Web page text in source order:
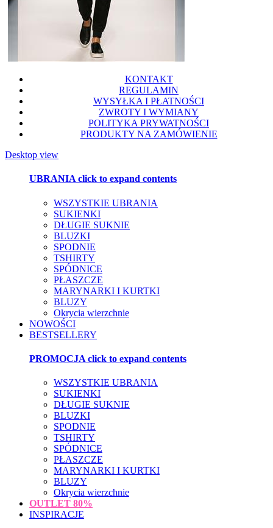
KONTAKT
REGULAMIN
WYSYŁKA I PŁATNOŚCI
ZWROTY I WYMIANY
POLITYKA PRYWATNOŚCI
PRODUKTY NA ZAMÓWIENIE
Desktop view
UBRANIAclick to expand contents
WSZYSTKIE UBRANIA
SUKIENKI
DŁUGIE SUKNIE
BLUZKI
SPODNIE
TSHIRTY
SPÓDNICE
PŁASZCZE
MARYNARKI I KURTKI
BLUZY
Okrycia wierzchnie
NOWOŚCI
BESTSELLERY
PROMOCJA click to expand contents
WSZYSTKIE UBRANIA
SUKIENKI
DŁUGIE SUKNIE
BLUZKI
SPODNIE
TSHIRTY
SPÓDNICE
PŁASZCZE
MARYNARKI I KURTKI
BLUZY
Okrycia wierzchnie
OUTLET 80%
INSPIRACJE